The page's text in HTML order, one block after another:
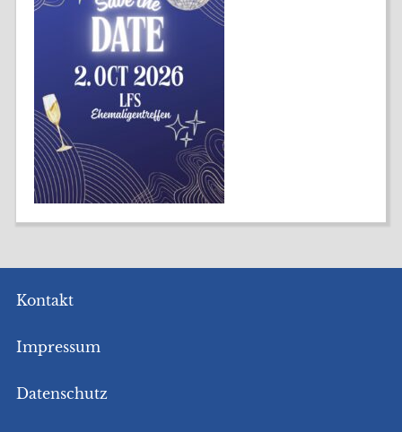
Kontakt
Impressum
Datenschutz